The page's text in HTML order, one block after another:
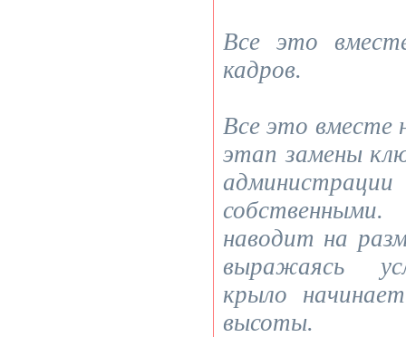
Все это
кадров.
Все это вместе
этап замены
наводит на
выражаясь
крыло
высоты.